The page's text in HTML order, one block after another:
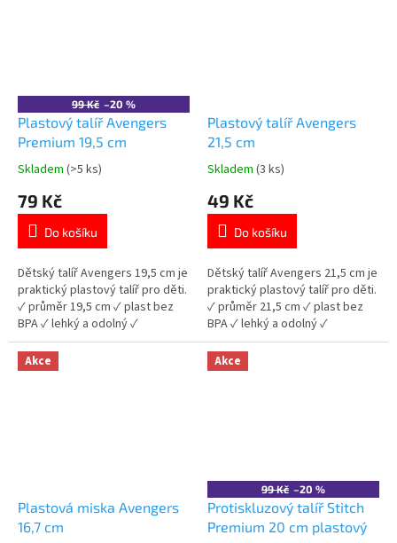
99 Kč –20 %
Plastový talíř Avengers
Premium 19,5 cm
Průměrné
produktu
5,0
5
hvězdiček.
Skladem (>5 ks)
79 Kč
Do košíku
Dětský talíř Avengers 19,5 cm je
praktický plastový talíř pro děti.
✓ průměr 19,5 cm ✓ plast bez
BPA ✓ lehký a odolný ✓
licencovaný motiv Avengers 👉
Více produktů Avengers
Plastový talíř Avengers
21,5 cm
Průměrné
produktu
5,0
5
hvězdiček.
Skladem (3 ks)
49 Kč
Do košíku
Dětský talíř Avengers 21,5 cm je
praktický plastový talíř pro děti.
✓ průměr 21,5 cm ✓ plast bez
BPA ✓ lehký a odolný ✓
licencovaný motiv Avengers 👉
Více produktů Avengers
Akce
Plastová miska Avengers
16,7 cm
Akce
99 Kč –20 %
Protiskluzový talíř Stitch
Premium 20 cm plastový